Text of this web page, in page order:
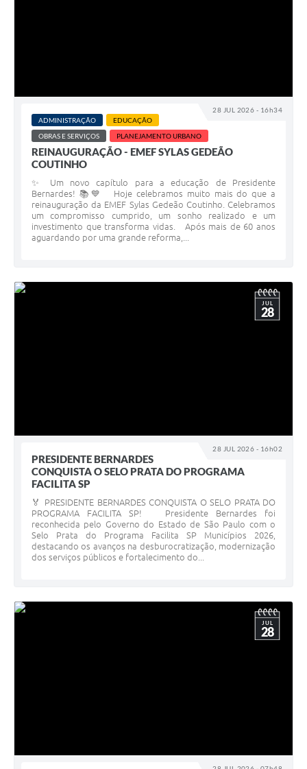
28 JUL 2026 - 16h34
ADMINISTRAÇÃO
EDUCAÇÃO
OBRAS E SERVIÇOS
PLANEJAMENTO URBANO
REINAUGURAÇÃO - EMEF SYLAS GEDEÃO
COUTINHO
✨ Um novo capítulo para a educação de Presidente
Bernardes! 📚💙 Hoje celebramos muito mais do que a
reinauguração da EMEF Sylas Gedeão Coutinho. Celebramos
um compromisso cumprido, um sonho realizado e um
investimento que transforma vidas. Após mais de 60 anos
aguardando por uma grande reforma,...
28 JUL 2026 - 16h02
JUL
28
PRESIDENTE BERNARDES
CONQUISTA O SELO PRATA DO PROGRAMA
FACILITA SP
🏅 PRESIDENTE BERNARDES CONQUISTA O SELO PRATA DO
PROGRAMA FACILITA SP! Presidente Bernardes foi
reconhecida pelo Governo do Estado de São Paulo com o
Selo Prata do Programa Facilita SP Municípios 2026,
destacando os avanços na desburocratização, modernização
dos serviços públicos e fortalecimento do...
JUL
28